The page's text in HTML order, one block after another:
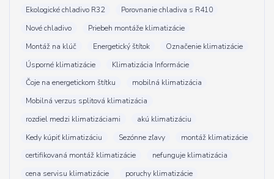
Ekologické chladivo R32
Porovnanie chladiva s R410
Nové chladivo
Priebeh montáže klimatizácie
Montáž na klúč
Energetický štítok
Označenie klimatizácie
Úsporné klimatizácie
Klimatizácia Informácie
Čoje na energetickom štítku
mobilná klimatizácia
Mobilná verzus splitová klimatizácia
rozdiel medzi klimatizáciami
akú klimatizáciu
Kedy kúpiť klimatizáciu
Sezónne zľavy
montáž klimatizácie
certifikovaná montáž klimatizácie
nefunguje klimatizácia
cena servisu klimatizácie
poruchy klimatizácie